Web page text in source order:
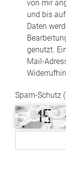
von mir
und bis
Daten
genutzt.
Mail-
Spam-Schutz